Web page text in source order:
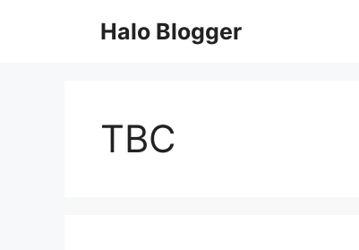
Halo Blogger
TBC